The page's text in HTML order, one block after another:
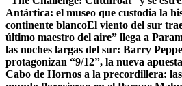
Antártica: el museo que custodia la
continente blancoEl viento del sur
último maestro del aire” llega a
las noches largas del sur: Barry
protagonizan “9/12”, la nueva
Cabo de Hornos a la precordillera: